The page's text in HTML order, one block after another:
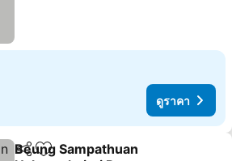
ดูราคา
แชร์ เพิ่มในรายการโปรด
Beung Sampathuan